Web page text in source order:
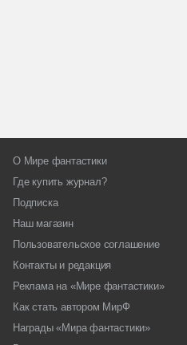
О Мире фантастики
Где купить журнал?
Подписка
Наш магазин
Пользовательское соглашение
Контакты и редакция
Реклама на «Мире фантастики»
Как стать автором МирФ
Награды «Мира фантастики»